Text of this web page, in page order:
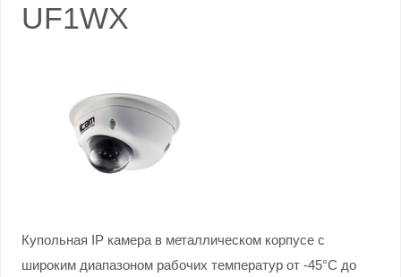
UF1WX
Купольная IP камера в металлическом корпусе с
широким диапазоном рабочих температур от -45°С до